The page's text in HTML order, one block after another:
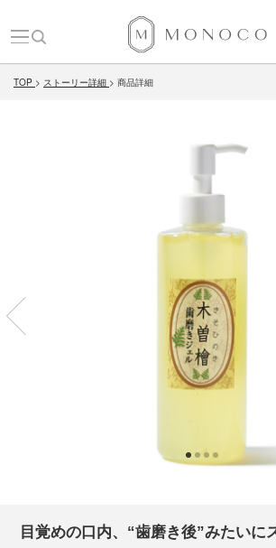
TOP ストーリー詳細 商品詳細
目覚めの口内、“歯磨き後”みたいに